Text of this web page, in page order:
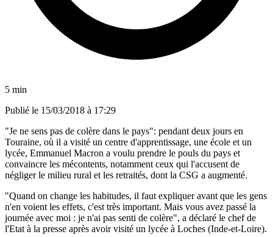
5 min
Publié le 15/03/2018 à 17:29
"Je ne sens pas de colère dans le pays": pendant deux jours en
Touraine, où il a visité un centre d'apprentissage, une école et un
lycée, Emmanuel Macron a voulu prendre le pouls du pays et
convaincre les mécontents, notamment ceux qui l'accusent de
négliger le milieu rural et les retraités, dont la CSG a augmenté.
"Quand on change les habitudes, il faut expliquer avant que les gens
n'en voient les effets, c'est très important. Mais vous avez passé la
journée avec moi : je n'ai pas senti de colère", a déclaré le chef de
l'Etat à la presse après avoir visité un lycée à Loches (Inde-et-Loire).